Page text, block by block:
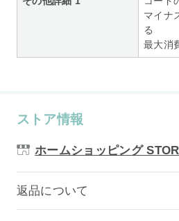
マイナ
る
最大消
ストア情報
ホームショッピング
返品について